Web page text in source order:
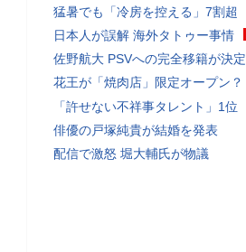
猛暑でも「冷房を控える」7割超
日本人が誤解 海外タトゥー事情
佐野航大 PSVへの完全移籍が決定
花王が「焼肉店」限定オープン？
「許せない不祥事タレント」1位
俳優の戸塚純貴が結婚を発表
配信で激怒 堀大輔氏が物議